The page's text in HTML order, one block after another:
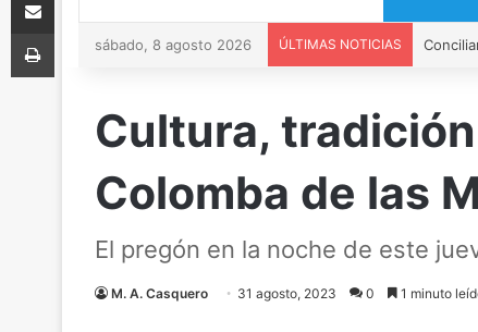
sábado, 8 agosto 2026 ÚLTIMAS NOTICIAS
Cultura,
Colomba de las
El pregón en la noche de este
M. A. Casquero 31 agosto, 2023 0 1 minuto